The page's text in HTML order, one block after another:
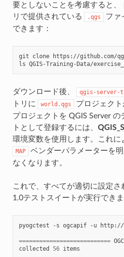
要としないことを考慮すると、
リで提供されている
.qgs
ファ
できます：
git clone
https://github.com/
ls
ダウンロード後、 qgis-server-
トリに
world.qgs
プロジェク
プロジェクトを QGIS Server
トとして登録するには、
環境変数を使用します。これに
MAP
ベンダーパラメーターを
なくなります。
これで、すべてが適切に設定さ
1.0テストスイートが実行できま
pyogctest -s ogcapif -u http://
=========================== OGC
collected
56 items